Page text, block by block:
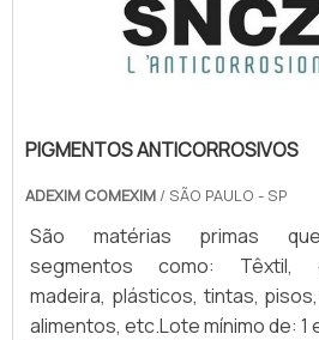
ocorra o descarte incorreto
locais que prejudicam o meio
PIGMENTOS ANTICORROSIVOS
ADEXIM COMEXIM / SÃO PAULO - SP
São matérias primas
segmentos como: Têxtil,
madeira, plásticos, tintas,
alimentos, etc.Lote mínimo de: 1